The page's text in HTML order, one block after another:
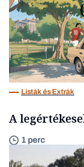
Listák és Extrák
A
1 perc